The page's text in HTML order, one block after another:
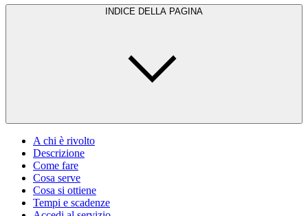
INDICE DELLA PAGINA
A chi è rivolto
Descrizione
Come fare
Cosa serve
Cosa si ottiene
Tempi e scadenze